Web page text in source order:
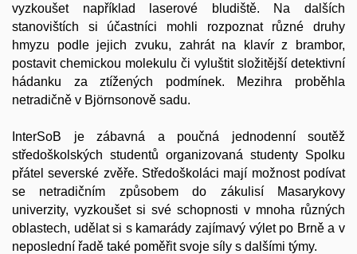
vyzkoušet například laserové bludiště. Na dalších
stanovištích si účastníci mohli rozpoznat různé druhy
hmyzu podle jejich zvuku, zahrát na klavír z brambor,
postavit chemickou molekulu či vyluštit složitější detektivní
hádanku za ztížených podmínek. Mezihra proběhla
netradičně v Björnsonově sadu.
InterSoB je zábavná a poučná jednodenní soutěž
středoškolských studentů organizovaná studenty Spolku
přátel severské zvěře. Středoškoláci mají možnost podívat
se netradičním způsobem do zákulisí Masarykovy
univerzity, vyzkoušet si své schopnosti v mnoha různých
oblastech, udělat si s kamarády zajímavý výlet po Brně a v
neposlední řadě také poměřit svoje síly s dalšími týmy.